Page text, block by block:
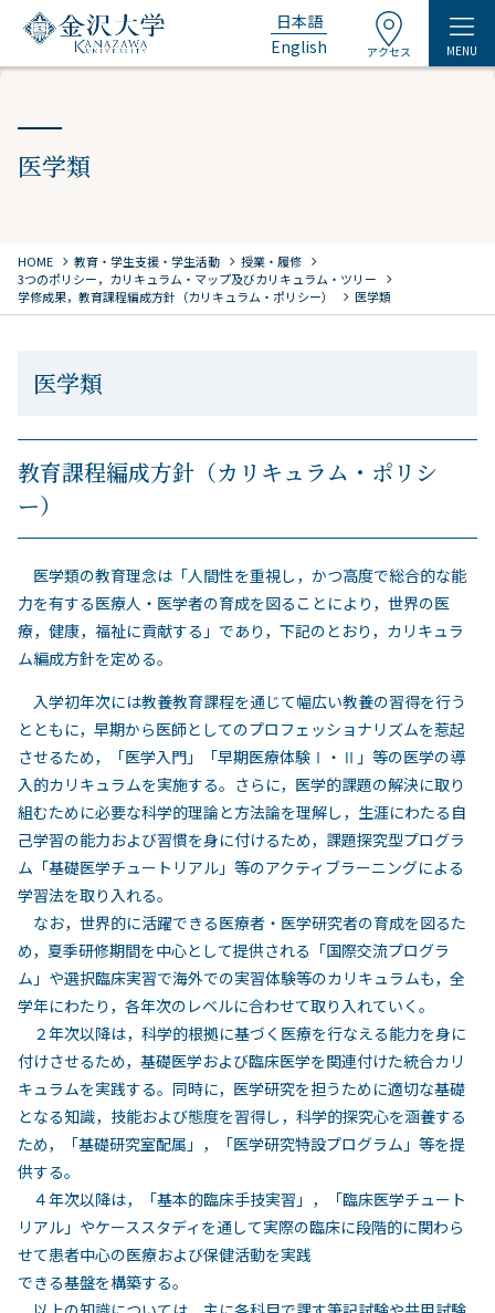
日本語
English
アクセス MENU
医学類
HOME chevron_right 教育・学生支援・学生活動 chevron_right 授業・履修 chevron_right
3つのポリシー，カリキュラム・マップ及びカリキュラム・ツリー chevron_right
学修成果，教育課程編成方針（カリキュラム・ポリシー） chevron_right 医学類
医学類
教育課程編成方針（カリキュラム・ポリシ
ー）
医学類の教育理念は「人間性を重視し，かつ高度で総合的な能
力を有する医療人・医学者の育成を図ることにより，世界の医
療，健康，福祉に貢献する」であり，下記のとおり，カリキュラ
ム編成方針を定める。
入学初年次には教養教育課程を通じて幅広い教養の習得を行う
とともに，早期から医師としてのプロフェッショナリズムを惹起
させるため，「医学入門」「早期医療体験Ⅰ・Ⅱ」等の医学の導
入的カリキュラムを実施する。さらに，医学的課題の解決に取り
組むために必要な科学的理論と方法論を理解し，生涯にわたる自
己学習の能力および習慣を身に付けるため，課題探究型プログラ
ム「基礎医学チュートリアル」等のアクティブラーニングによる
学習法を取り入れる。
なお，世界的に活躍できる医療者・医学研究者の育成を図るた
め，夏季研修期間を中心として提供される「国際交流プログラ
ム」や選択臨床実習で海外での実習体験等のカリキュラムも，全
学年にわたり，各年次のレベルに合わせて取り入れていく。
２年次以降は，科学的根拠に基づく医療を行なえる能力を身に
付けさせるため，基礎医学および臨床医学を関連付けた統合カリ
キュラムを実践する。同時に，医学研究を担うために適切な基礎
となる知識，技能および態度を習得し，科学的探究心を涵養する
ため，「基礎研究室配属」，「医学研究特設プログラム」等を提
供する。
４年次以降は，「基本的臨床手技実習」，「臨床医学チュート
リアル」やケーススタディを通して実際の臨床に段階的に関わら
せて患者中心の医療および保健活動を実践
できる基盤を構築する。